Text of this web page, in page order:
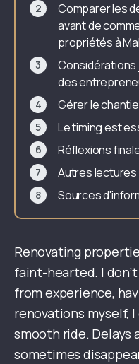
Comparer les
avant de
propriétés à
des
Gérer le
Le timing est
Réflexions
Autres lectures
Sources
Renovating
faint-hearted. I
from experience,
renovations myself, I
smooth ride. Delays
sometimes